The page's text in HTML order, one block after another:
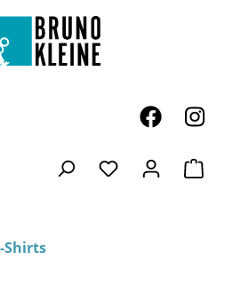
Du hast 0
Shirts